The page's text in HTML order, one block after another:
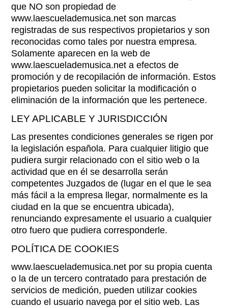
que NO son propiedad de
www.laescuelademusica.net son marcas
registradas de sus respectivos propietarios y son
reconocidas como tales por nuestra empresa.
Solamente aparecen en la web de
www.laescuelademusica.net a efectos de
promoción y de recopilación de información. Estos
propietarios pueden solicitar la modificación o
eliminación de la información que les pertenece.
LEY APLICABLE Y JURISDICCIÓN
Las presentes condiciones generales se rigen por
la legislación española. Para cualquier litigio que
pudiera surgir relacionado con el sitio web o la
actividad que en él se desarrolla serán
competentes Juzgados de (lugar en el que le sea
más fácil a la empresa llegar, normalmente es la
ciudad en la que se encuentra ubicada),
renunciando expresamente el usuario a cualquier
otro fuero que pudiera corresponderle.
POLÍTICA DE COOKIES
www.laescuelademusica.net por su propia cuenta
o la de un tercero contratado para prestación de
servicios de medición, pueden utilizar cookies
cuando el usuario navega por el sitio web. Las